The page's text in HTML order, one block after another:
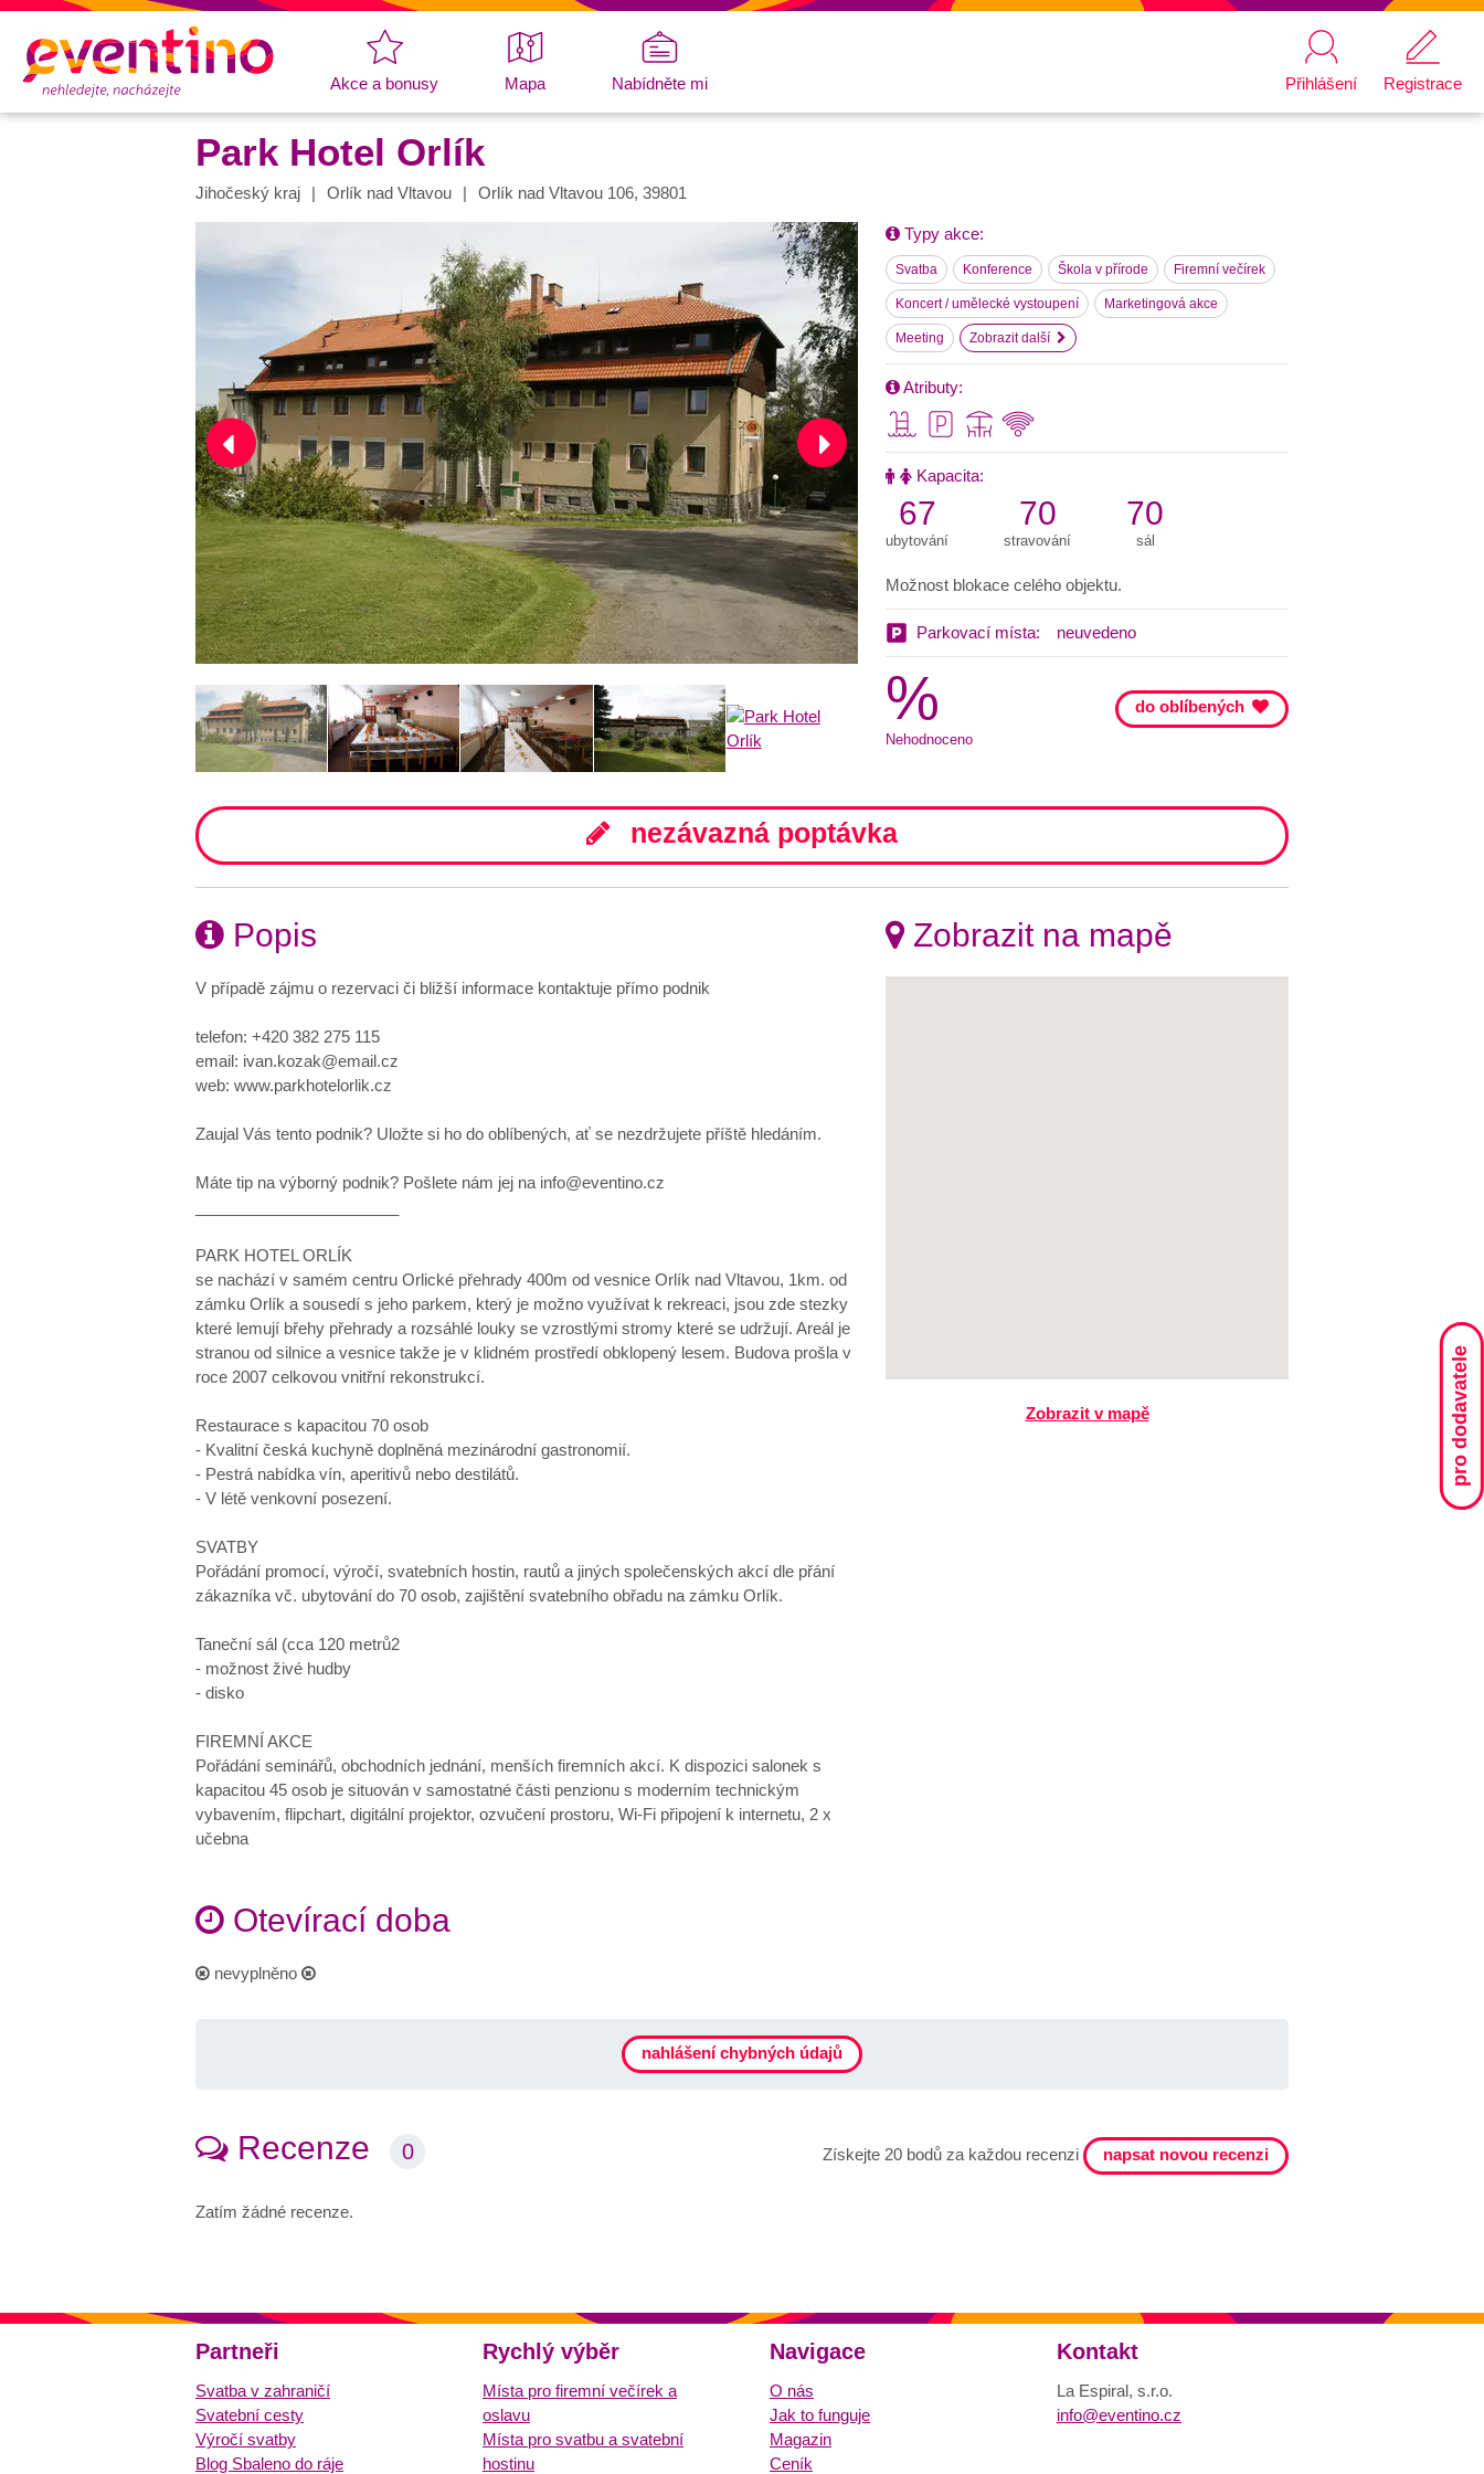
Akce a bonusy Mapa Nabídněte mi Přihlášení Registrace
Park Hotel Orlík
Jihočeský kraj Orlík nad Vltavou Orlík nad Vltavou 106, 39801
Typy akce:
Svatba Konference Škola v přírode Firemní večírek
Koncert / umělecké vystoupení Marketingová akce
Meeting Zobrazit další
Atributy:
Kapacita:
67
ubytování
70
stravování
70
sál
Možnost blokace celého objektu.
Parkovací místa: neuvedeno
%
Nehodnoceno
do oblíbených
nezávazná poptávka
Popis
V případě zájmu o rezervaci či bližší informace kontaktuje přímo podnik
telefon: +420 382 275 115
email: ivan.kozak@email.cz
web: www.parkhotelorlik.cz
Zaujal Vás tento podnik? Uložte si ho do oblíbených, ať se nezdržujete příště hledáním.
Máte tip na výborný podnik? Pošlete nám jej na info@eventino.cz
PARK HOTEL ORLÍK
se nachází v samém centru Orlické přehrady 400m od vesnice Orlík nad Vltavou, 1km. od
zámku Orlík a sousedí s jeho parkem, který je možno využívat k rekreaci, jsou zde stezky
které lemují břehy přehrady a rozsáhlé louky se vzrostlými stromy které se udržují. Areál je
stranou od silnice a vesnice takže je v klidném prostředí obklopený lesem. Budova prošla v
roce 2007 celkovou vnitřní rekonstrukcí.
Restaurace s kapacitou 70 osob
- Kvalitní česká kuchyně doplněná mezinárodní gastronomií.
- Pestrá nabídka vín, aperitivů nebo destilátů.
- V létě venkovní posezení.
SVATBY
Pořádání promocí, výročí, svatebních hostin, rautů a jiných společenských akcí dle přání
zákazníka vč. ubytování do 70 osob, zajištění svatebního obřadu na zámku Orlík.
Taneční sál (cca 120 metrů2
- možnost živé hudby
- disko
FIREMNÍ AKCE
Pořádání seminářů, obchodních jednání, menších firemních akcí. K dispozici salonek s
kapacitou 45 osob je situován v samostatné části penzionu s moderním technickým
vybavením, flipchart, digitální projektor, ozvučení prostoru, Wi-Fi připojení k internetu, 2 x
učebna
Otevírací doba
nevyplněno
Zobrazit na mapě
Zobrazit v mapě
nahlášení chybných údajů
Recenze 0 Získejte 20 bodů za každou recenzi napsat novou recenzi
Zatím žádné recenze.
Partneři
Svatba v zahraničí
Svatební cesty
Výročí svatby
Blog Sbaleno do ráje
Rychlý výběr
Místa pro firemní večírek a
oslavu
Místa pro svatbu a svatební
hostinu
Navigace
O nás
Jak to funguje
Magazin
Ceník
Kontakt
La Espiral, s.r.o.
info@eventino.cz
pro dodavatele